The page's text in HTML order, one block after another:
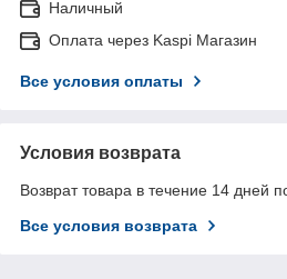
Наличный
Оплата через Kaspi Магазин
Все условия оплаты
Условия возврата
Возврат товара в течение 14 дней
Все условия возврата